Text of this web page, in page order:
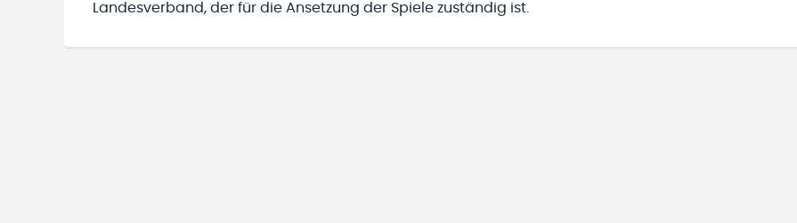
Landesverband, der für die Ansetzung der Spiele zuständig ist.